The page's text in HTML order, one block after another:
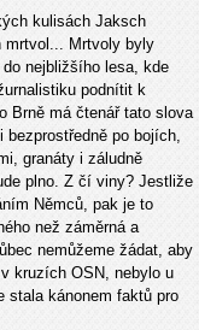
kulisách Jaksch
mrtvol... Mrtvoly byly
nejbližšího lesa, kde
podnítit k
Brně má čtenář tato slova
po bojích,
granáty i záludně
plno. Z čí viny? Jestliže
Němců, pak je to
než záměrná a
nemůžeme žádat, aby
kruzích OSN, nebylo u
stala kánonem faktů pro